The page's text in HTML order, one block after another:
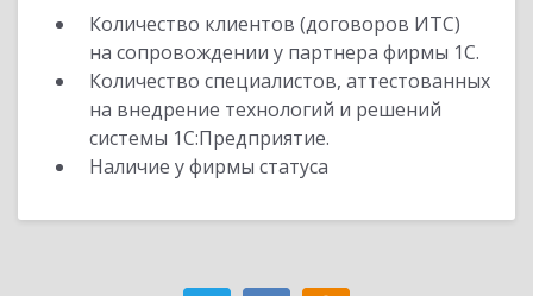
Количество клиентов (договоров ИТС)
на сопровождении у партнера фирмы 1С.
Количество специалистов, аттестованных
на внедрение технологий и решений
системы 1С:Предприятие.
Наличие у фирмы статуса